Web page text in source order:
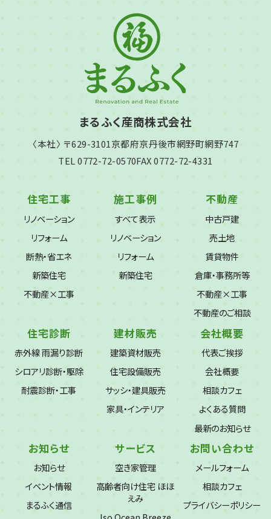
まるふく産商株式会社
〈本社〉 〒629-3101京都府京丹後市網野町網野747
TEL 0772-72-0570FAX 0772-72-4331
住宅工事
リノベーション
リフォーム
断熱・省エネ
新築住宅
不動産×工事
施工事例
すべて表示
リノベーション
リフォーム
新築住宅
不動産
中古戸建
売土地
賃貸物件
倉庫・事務所等
不動産×工事
不動産のご相談
住宅診断
赤外線 雨漏り診断
シロアリ診断・駆除
耐震診断・工事
建材販売
建築資材販売
住宅設備販売
サッシ・建具販売
家具・インテリア
会社概要
代表ご挨拶
会社概要
相談カフェ
よくある質問
最新のお知らせ
お知らせ
お知らせ
イベント情報
まるふく通信
サービス
空き家管理
高齢者向け住宅 ほほ
えみ
お問い合わせ
メールフォーム
相談カフェ
プライバシーポリシー